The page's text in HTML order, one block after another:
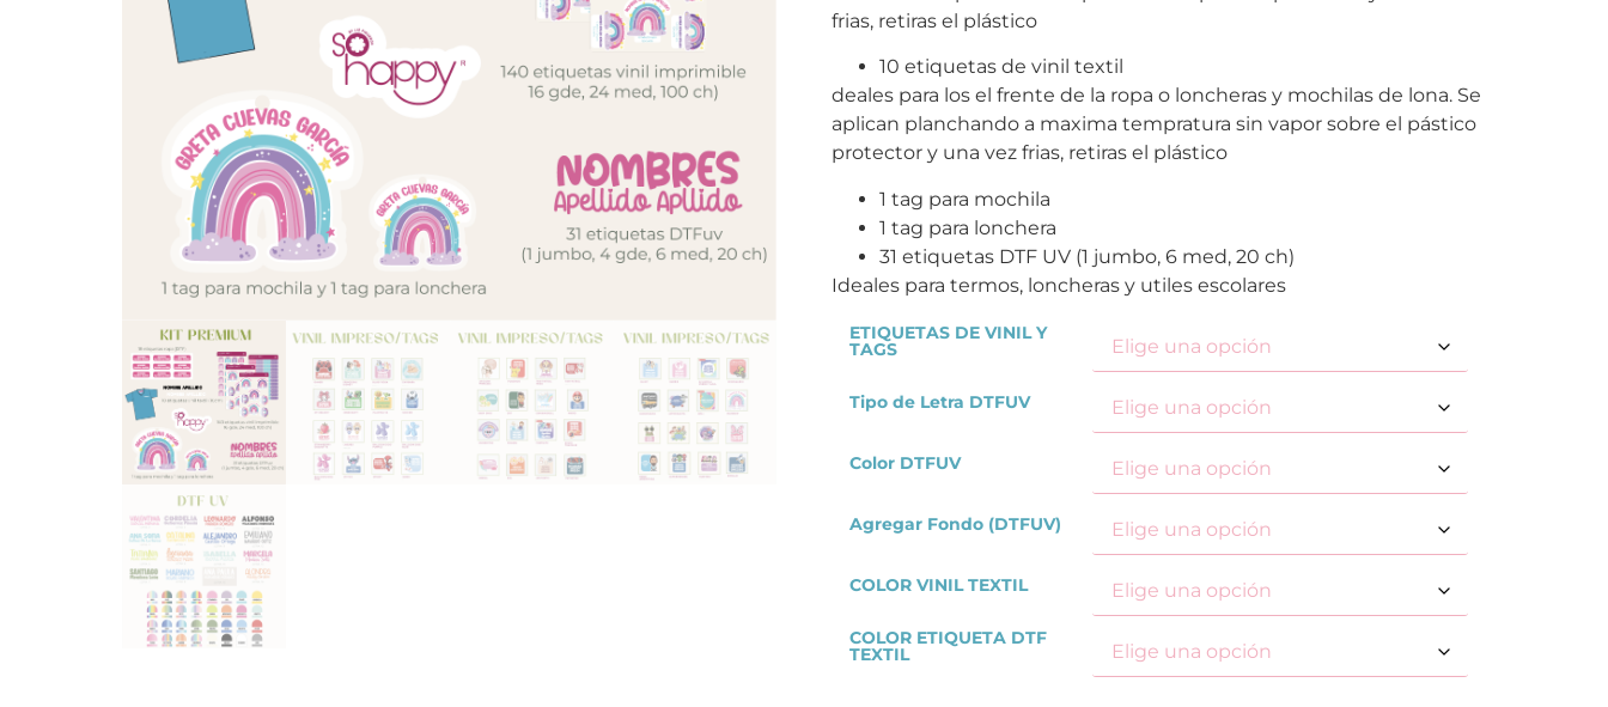
frias, retiras el plástico
10 etiquetas de vinil textil
deales para los el frente de la ropa o loncheras y mochilas de lona. Se
aplican planchando a maxima tempratura sin vapor sobre el pástico
protector y una vez frias, retiras el plástico
1 tag para mochila
1 tag para lonchera
31 etiquetas DTF UV (1 jumbo, 6 med, 20 ch)
Ideales para termos, loncheras y utiles escolares
ETIQUETAS DE VINIL Y
TAGS
Tipo de Letra DTFUV
Color DTFUV
Agregar Fondo (DTFUV)
COLOR VINIL TEXTIL
COLOR ETIQUETA DTF
TEXTIL